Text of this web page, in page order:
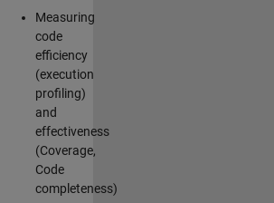
Measuring
code
efficiency
(execution
profiling)
and
effectiveness
(Coverage,
Code
completeness)